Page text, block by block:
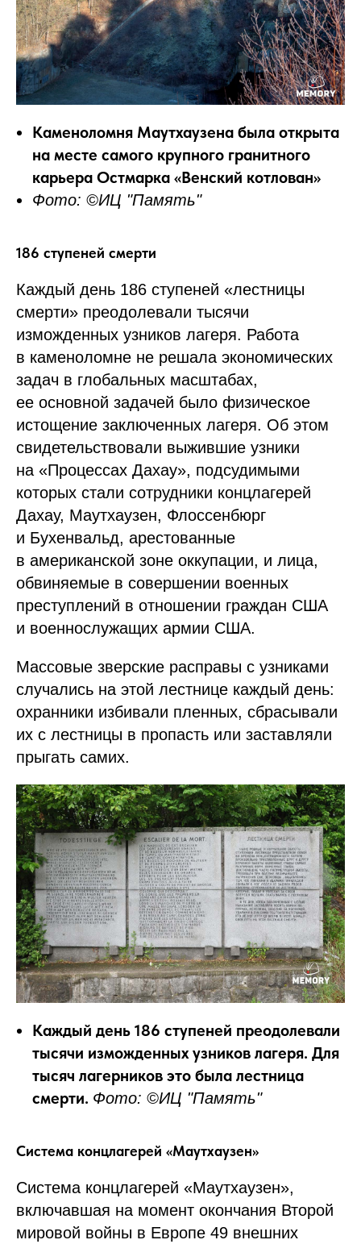
Каменоломня Маутхаузена была открыта
на месте самого крупного гранитного
карьера Остмарка «Венский котлован»
Фото: ©ИЦ "Память"
186 ступеней смерти
Каждый день 186 ступеней «лестницы
смерти» преодолевали тысячи
изможденных узников лагеря. Работа
в каменоломне не решала экономических
задач в глобальных масштабах,
ее основной задачей было физическое
истощение заключенных лагеря. Об этом
свидетельствовали выжившие узники
на «Процессах Дахау», подсудимыми
которых стали сотрудники концлагерей
Дахау, Маутхаузен, Флоссенбюрг
и Бухенвальд, арестованные
в американской зоне оккупации, и лица,
обвиняемые в совершении военных
преступлений в отношении граждан США
и военнослужащих армии США.
Массовые зверские расправы с узниками
случались на этой лестнице каждый день:
охранники избивали пленных, сбрасывали
их с лестницы в пропасть или заставляли
прыгать самих.
Каждый день 186 ступеней преодолевали
тысячи изможденных узников лагеря. Для
тысяч лагерников это была лестница
смерти. Фото: ©ИЦ "Память"
Система концлагерей «Маутхаузен»
Система концлагерей «Маутхаузен»,
включавшая на момент окончания Второй
мировой войны в Европе 49 внешних